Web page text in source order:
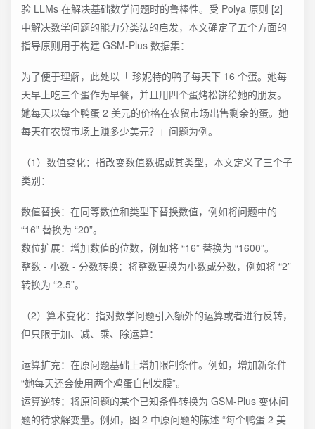
验 LLMs 在解决基础数学问题时的鲁棒性。受 Polya 原则 [2]
中解决数学问题的能力分类法的启发，本文确定了五个方面的
指导原则用于构建 GSM-Plus 数据集：
为了便于理解，此处以「 珍妮特的鸭子每天下 16 个蛋。她每
天早上吃三个蛋作为早餐，并且用四个蛋烤松饼给她的朋友。
她每天以每个鸭蛋 2 美元的价格在农贸市场出售剩余的蛋。她
每天在农贸市场上赚多少美元？」问题为例。
（1）数值变化：指改变数值数据或其类型，本文定义了三个子
类别：
数值替换：在同等数位和类型下替换数值，例如将问题中的
“16” 替换为 “20”。
数位扩展：增加数值的位数，例如将 “16” 替换为 “1600”。
整数 - 小数 - 分数转换：将整数更换为小数或分数，例如将 “2”
转换为 “2.5”。
（2）算术变化：指对数学问题引入额外的运算或者进行反转，
但只限于加、减、乘、除运算：
运算扩充：在原问题基础上增加限制条件。例如，增加新条件
“她每天还会使用两个鸡蛋自制发膜”。
运算逆转：将原问题的某个已知条件转换为 GSM-Plus 变体问
题的待求解变量。例如，图 2 中原问题的陈述 “每个鸭蛋 2 美